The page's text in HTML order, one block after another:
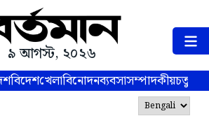
৯ আগস্ট, ২০২৬
বিদেশখেলাবিনোদনব্যবসাসম্পাদকীয়